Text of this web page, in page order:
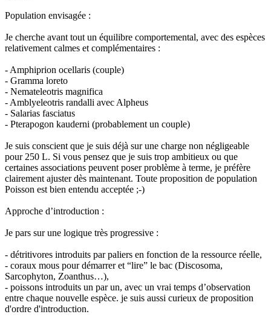
Population envisagée :
Je cherche avant tout un équilibre comportemental, avec des espèces
relativement calmes et complémentaires :
- Amphiprion ocellaris (couple)
- Gramma loreto
- Nemateleotris magnifica
- Amblyeleotris randalli avec Alpheus
- Salarias fasciatus
- Pterapogon kauderni (probablement un couple)
Je suis conscient que je suis déjà sur une charge non négligeable
pour 250 L. Si vous pensez que je suis trop ambitieux ou que
certaines associations peuvent poser problème à terme, je préfère
clairement ajuster dès maintenant. Toute proposition de population
Poisson est bien entendu acceptée ;-)
Approche d’introduction :
Je pars sur une logique très progressive :
- détritivores introduits par paliers en fonction de la ressource réelle,
- coraux mous pour démarrer et “lire” le bac (Discosoma,
Sarcophyton, Zoanthus…),
- poissons introduits un par un, avec un vrai temps d’observation
entre chaque nouvelle espèce. je suis aussi curieux de proposition
d'ordre d'introduction.